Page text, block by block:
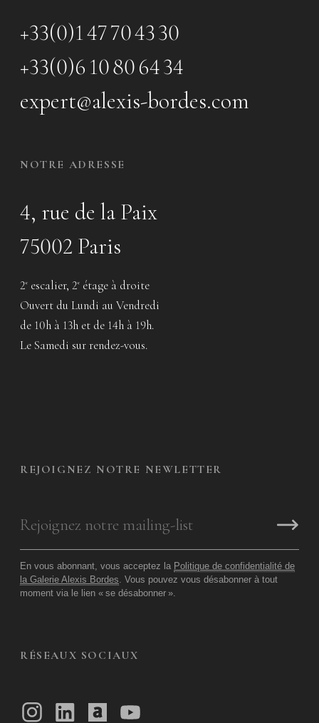
+33(0)1 47 70 43 30
+33(0)6 10 80 64 34
expert@alexis-bordes.com
NOTRE ADRESSE
4, rue de la Paix
75002 Paris
2e escalier, 2e étage à droite
Ouvert du Lundi au Vendredi
de 10h à 13h et de 14h à 19h.
Le Samedi sur rendez-vous.
REJOIGNEZ NOTRE NEWLETTER
En vous abonnant, vous acceptez la Politique de confidentialité de
la Galerie Alexis Bordes. Vous pouvez vous désabonner à tout
moment via le lien « se désabonner ».
RÉSEAUX SOCIAUX